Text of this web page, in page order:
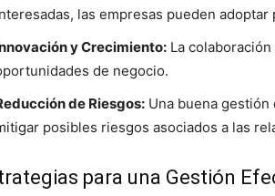
las empresas pueden
y Crecimiento: La
de negocio.
de Riesgos: Una buena
posibles riesgos asociados a las
para una Gestión